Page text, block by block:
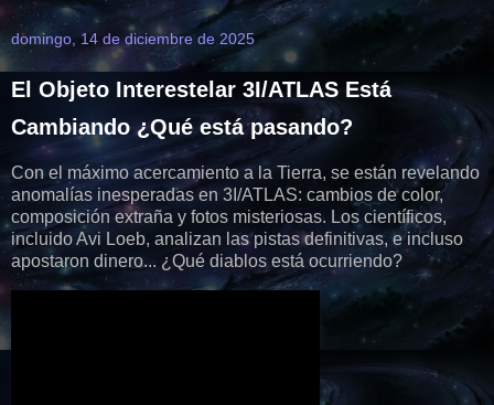
domingo, 14 de diciembre de 2025
El Objeto Interestelar 3I/ATLAS Está
Cambiando ¿Qué está pasando?
Con el máximo acercamiento a la Tierra, se están revelando
anomalías inesperadas en 3I/ATLAS: cambios de color,
composición extraña y fotos misteriosas. Los científicos,
incluido Avi Loeb, analizan las pistas definitivas, e incluso
apostaron dinero... ¿Qué diablos está ocurriendo?